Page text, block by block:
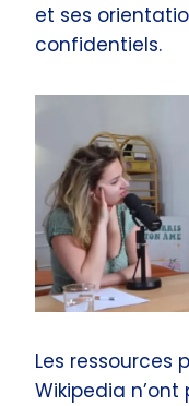
et ses
confidentiels.
Les ressources
Wikipedia